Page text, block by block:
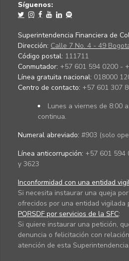
Síguenos:
Superintendencia Financiera de
Dirección: Calle 7 No. 4 - 49
Código postal: 111711
Conmutador: +57 601 594 0200 -
Línea gratuita nacional: 018000
Centro de contacto: +57 601 307
Lunes a viernes de 8:00
continua.
Numeral abreviado: #903 (solo
Línea anticorrupción: +57 601 594
y 3623
Inconformidad con una entidad
Si necesita instaurar una queja
ofrecidos por una entidad vigilada
PQRSDF por servicios de la SFC:
Si quiere instaurar una petición,
denuncia o felicitación con
atención de esta Superintendencia.